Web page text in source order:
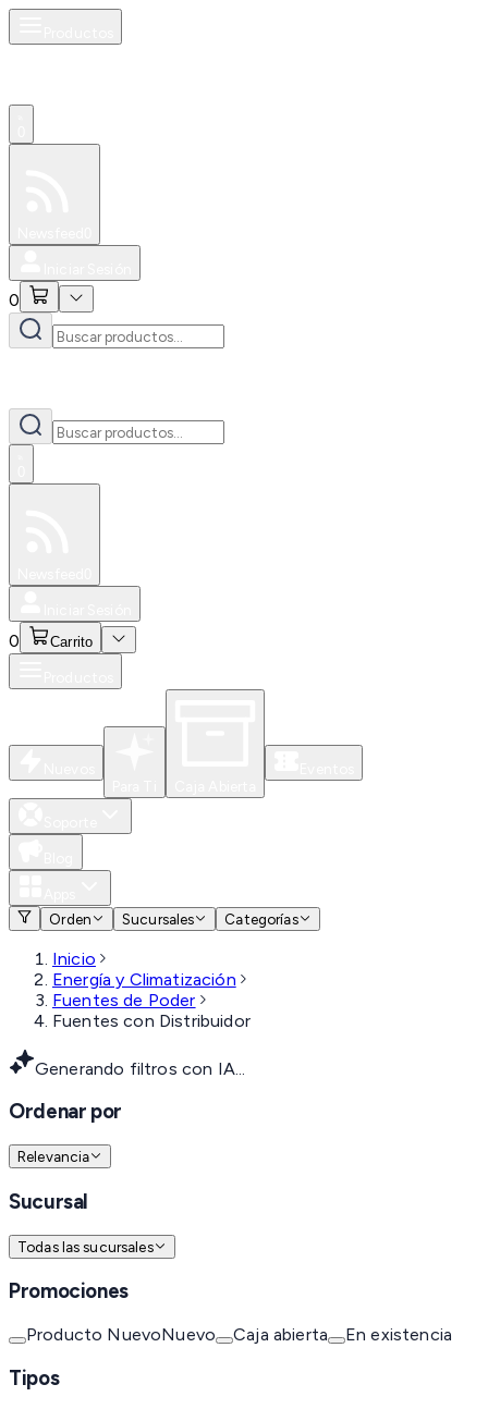
0
0 Carrito
Orden
Sucursales Categorías
Inicio
Energía y Climatización
Fuentes de Poder
Fuentes con Distribuidor
Generando filtros con IA...
Ordenar por
Relevancia
Sucursal
Todas las sucursales
Promociones
Producto NuevoNuevo Caja abierta En existencia
Tipos